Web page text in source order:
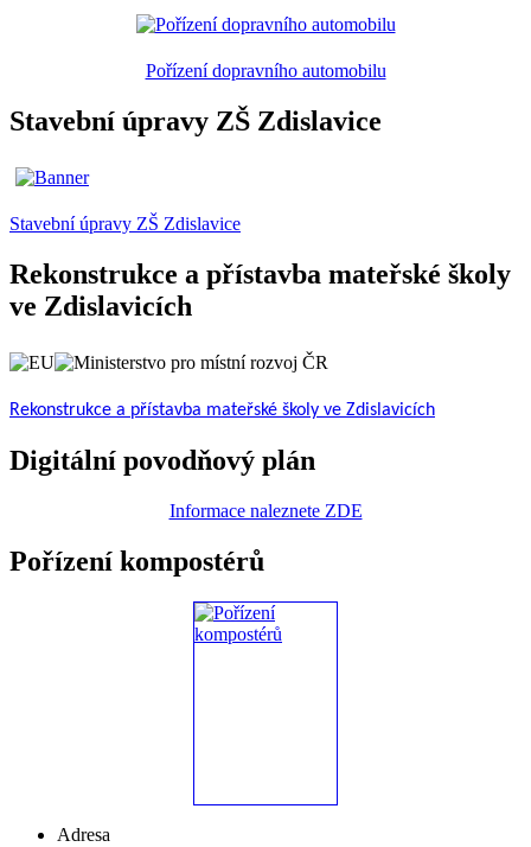
Pořízení dopravního automobilu
Stavební úpravy ZŠ Zdislavice
Stavební úpravy ZŠ Zdislavice
Rekonstrukce a přístavba mateřské školy
ve Zdislavicích
Rekonstrukce a přístavba mateřské školy ve Zdislavicích
Digitální povodňový plán
Informace naleznete ZDE
Pořízení kompostérů
Adresa